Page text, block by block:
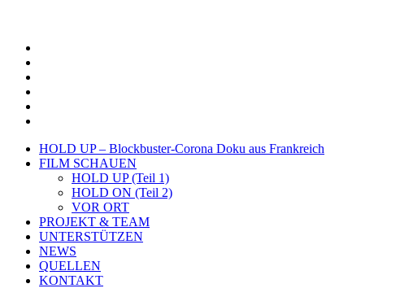
HOLD UP – Blockbuster-Corona Doku aus Frankreich
FILM SCHAUEN
HOLD UP (Teil 1)
HOLD ON (Teil 2)
VOR ORT
PROJEKT & TEAM
UNTERSTÜTZEN
NEWS
QUELLEN
KONTAKT